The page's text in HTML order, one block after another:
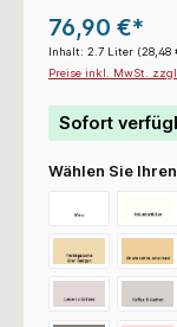
76,90 €*
Inhalt: 2.7 Liter (28,48
Preise inkl. MwSt.
Sofort
Wählen Sie